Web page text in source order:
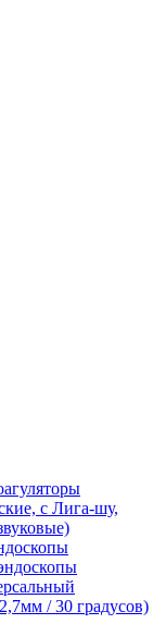
с Лига-шу,
/ 30 градусов)